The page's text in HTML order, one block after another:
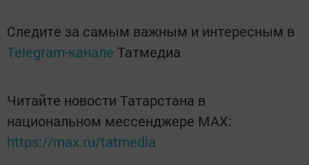
Следите за самым важным и интересным в
Telegram-канале Татмедиа
Читайте новости Татарстана в
национальном мессенджере MАХ:
https://max.ru/tatmedia